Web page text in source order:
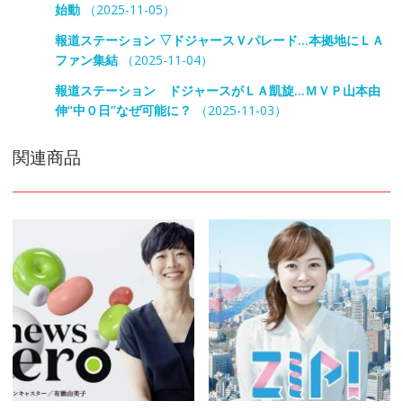
始動（2025-11-05）
報道ステーション ▽ドジャースＶパレード…本拠地にＬＡ
ファン集結（2025-11-04）
報道ステーション ドジャースがＬＡ凱旋…ＭＶＰ山本由
伸“中０日”なぜ可能に？
（2025-11-03）
関連商品